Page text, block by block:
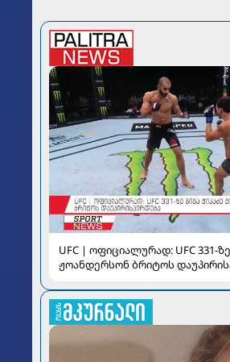
UFC | ოფიციალურად: UFC 331-
ჟოანდერსონ ბრიტოს